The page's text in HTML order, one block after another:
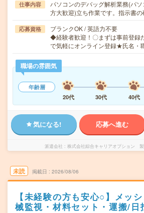
仕事内容
パソコンのデバッグ解析業務(パ
方大歓迎)立ち作業です。指示書
応募資格
ブランクOK / 英語力不要
◆経験者歓迎！〇まずは事前登録
で気軽にオンライン登録★氏名・
職場の雰囲気
年齢層
20代
30代 40代
気になる! 応募へ進む
派遣会社 株式会社綜合キャリアオプション 製
未読 掲載日 2026/08/06
【未経験の方も安心○】メッ
械監視・材料セット・運搬/日